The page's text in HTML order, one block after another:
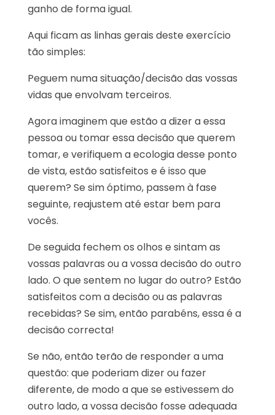
ganho de forma igual.
Aqui ficam as linhas gerais deste exercício
tão simples:
Peguem numa situação/decisão das vossas
vidas que envolvam terceiros.
Agora imaginem que estão a dizer a essa
pessoa ou tomar essa decisão que querem
tomar, e verifiquem a ecologia desse ponto
de vista, estão satisfeitos e é isso que
querem? Se sim óptimo, passem à fase
seguinte, reajustem até estar bem para
vocês.
De seguida fechem os olhos e sintam as
vossas palavras ou a vossa decisão do outro
lado. O que sentem no lugar do outro? Estão
satisfeitos com a decisão ou as palavras
recebidas? Se sim, então parabéns, essa é a
decisão correcta!
Se não, então terão de responder a uma
questão: que poderiam dizer ou fazer
diferente, de modo a que se estivessem do
outro lado, a vossa decisão fosse adequada